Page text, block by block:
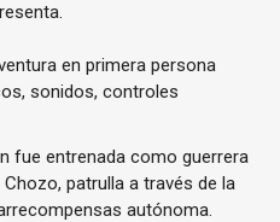
en primera persona
sonidos, controles
fue entrenada como guerrera
patrulla a través de la
autónoma.